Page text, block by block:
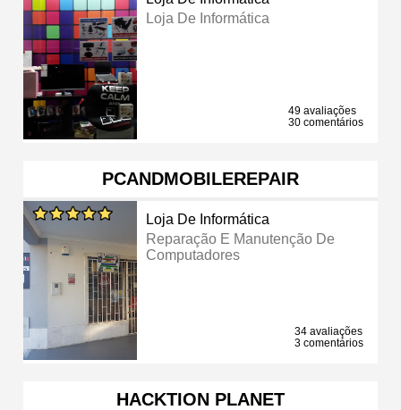
Loja De Informática
49 avaliações
30 comentários
PCANDMOBILEREPAIR
Loja De Informática
Reparação E Manutenção De
Computadores
34 avaliações
3 comentários
HACKTION PLANET